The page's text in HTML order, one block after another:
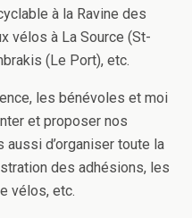
à la Ravine des
vélos à La Source (St-
(Le Port), etc.
les bénévoles et moi
et proposer nos
d’organiser toute la
des adhésions, les
vélos, etc.